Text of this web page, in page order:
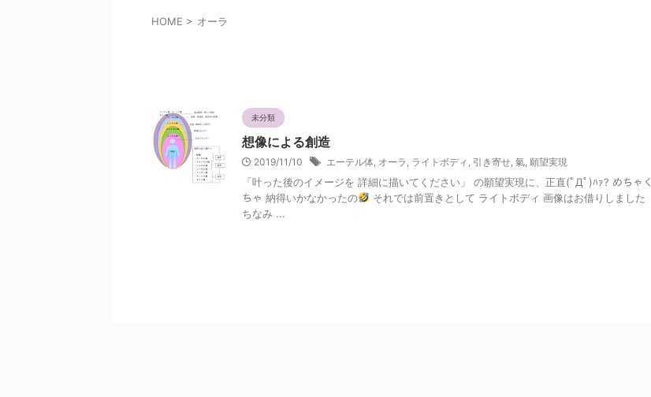
HOME > オーラ
未分類
想像による創造
2019/11/10 エーテル体, オーラ , ライトボディ , 引き寄せ, 氣, 願望実現
「叶った後のイメージを 詳細に描いてください」 の願望実現に、正直(ﾟДﾟ)ﾊｧ? めちゃく
ちゃ 納得いかなかったの
それでは前置きとして ライトボディ 画像はお借りしました
ちなみ ...